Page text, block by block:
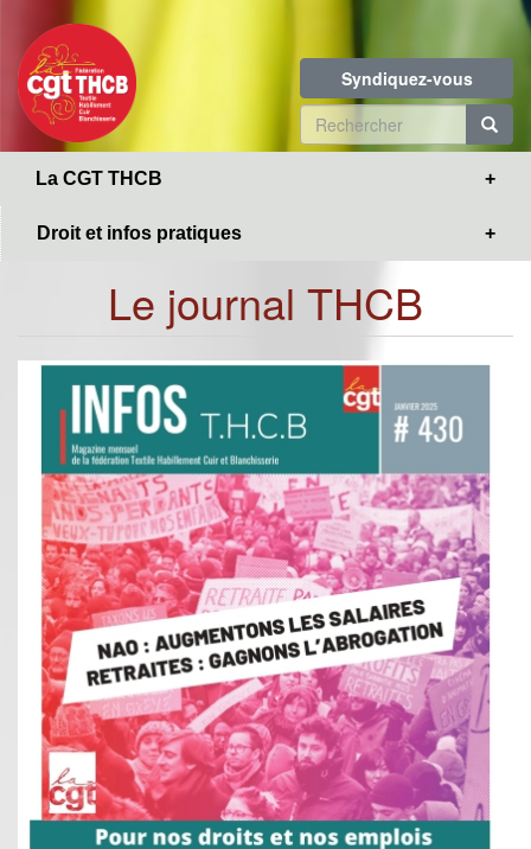
contenu
principal
Syndiquez-vous
Formulaire
de
La CGT THCB
Droit et infos pratiques
Le journal THCB